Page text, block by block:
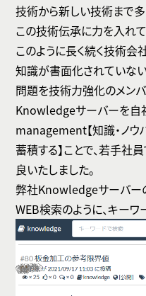
技術から新しい技術まで多
この技術伝承に力を入れて
このように長く続く技術会
知識が書面化されていな
問題を技術力強化のメン
Knowledgeサーバーを自
management【知識・ノウ
蓄積する】ことで、若手社
良いたしました。
弊社Knowledgeサーバー
WEB検索のように、キーワ